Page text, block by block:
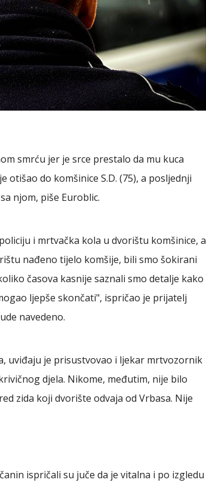
smrću jer je srce prestalo da mu kuca
otišao do komšinice S.D. (75), a posljednji
njom, piše Euroblic.
i mrtvačka kola u dvorištu komšinice, a
nađeno tijelo komšije, bili smo šokirani
časova kasnije saznali smo detalje kako
ljepše skončati", ispričao je prijatelj
navedeno.
uviđaju je prisustvovao i ljekar mrtvozornik
djela. Nikome, međutim, nije bilo
zida koji dvorište odvaja od Vrbasa. Nije
ispričali su juče da je vitalna i po izgledu